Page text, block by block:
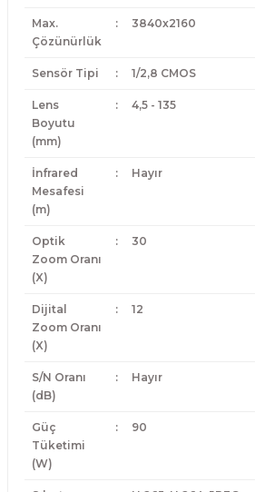
Max.
Çözünürlük
: 3840x2160
Sensör Tipi : 1/2,8 CMOS
Lens
Boyutu
(mm)
: 4,5 - 135
İnfrared
Mesafesi
(m)
: Hayır
Optik
Zoom Oranı
(X)
: 30
Dijital
Zoom Oranı
(X)
: 12
S/N Oranı
(dB)
: Hayır
Güç
Tüketimi
(W)
: 90